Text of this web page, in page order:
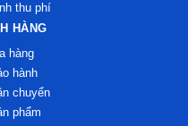
thu phí
HÀNG
hàng
hành
chuyển
phẩm